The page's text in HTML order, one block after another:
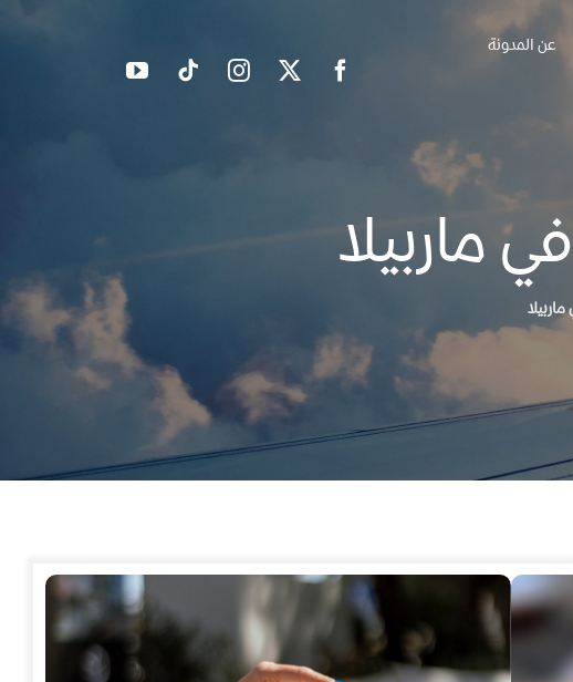
عن المدونة
ماربيلا